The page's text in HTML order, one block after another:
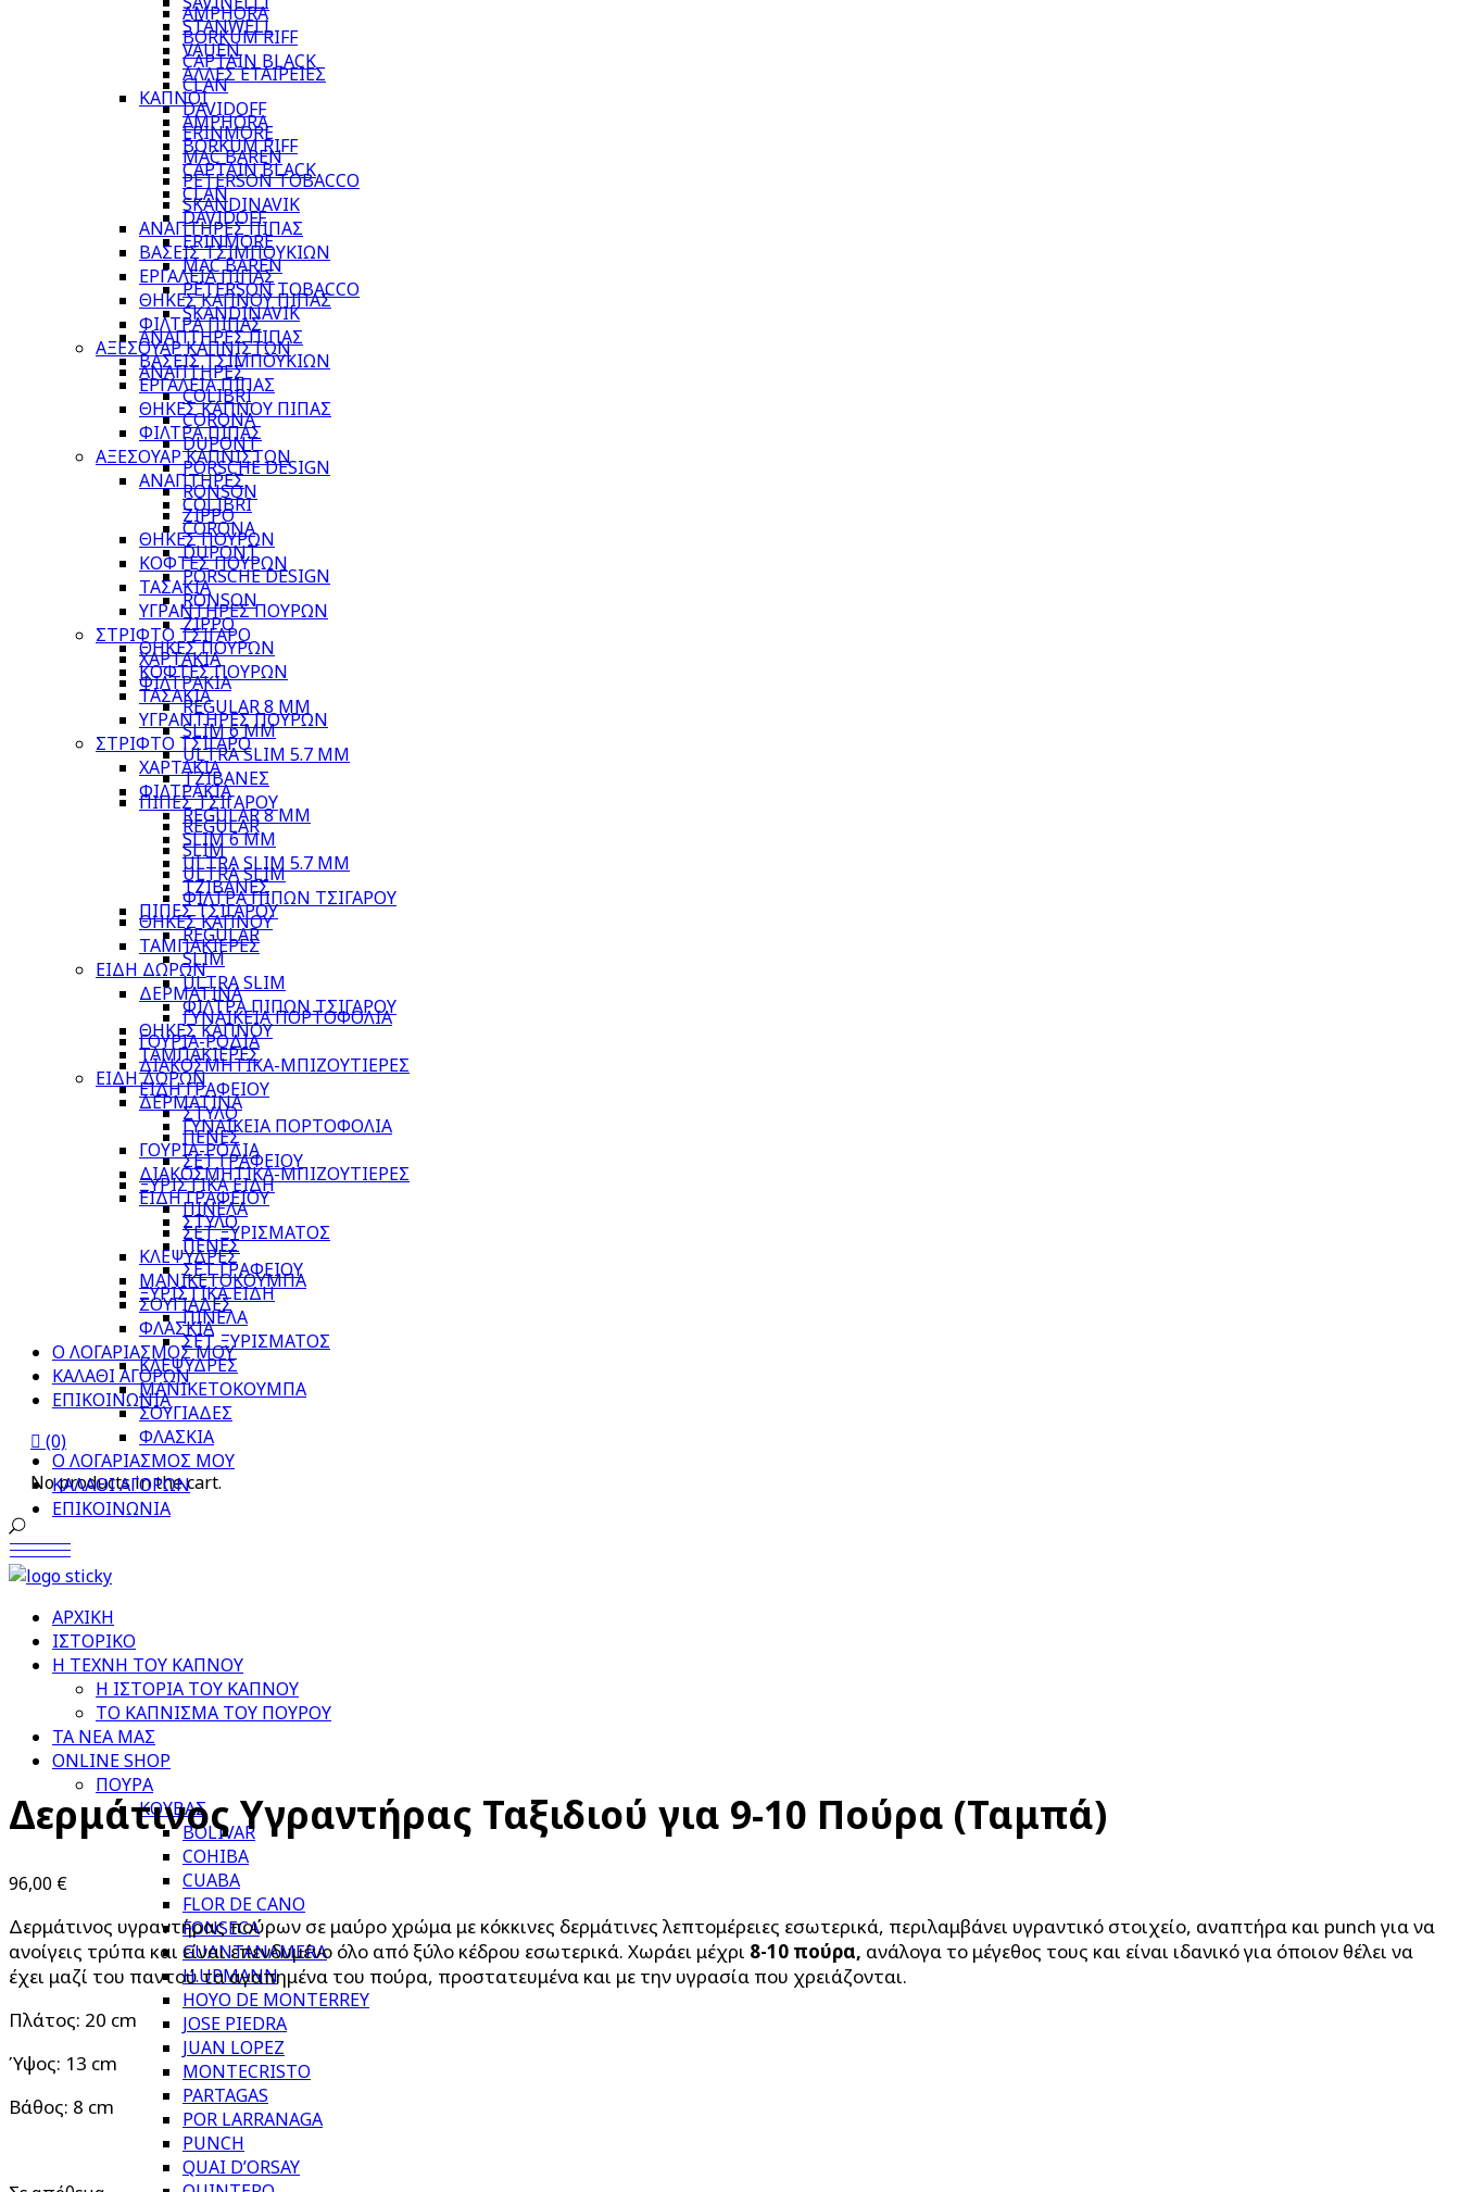
AMPHORA
BORKUM RIFF
CAPTAIN BLACK
CLAN
DAVIDOFF
ERINMORE
MAC BAREN
PETERSON TOBACCO
SKANDINAVIK
ΑΝΑΠΤΗΡΕΣ ΠΙΠΑΣ
ΒΑΣΕΙΣ ΤΣΙΜΠΟΥΚΙΩΝ
ΕΡΓΑΛΕΙΑ ΠΙΠΑΣ
ΘΗΚΕΣ ΚΑΠΝΟΥ ΠΙΠΑΣ
ΦΙΛΤΡΑ ΠΙΠΑΣ
ΑΞΕΣΟΥΑΡ ΚΑΠΝΙΣΤΩΝ
ΑΝΑΠΤΗΡΕΣ
COLIBRI
CORONA
DUPONT
PORSCHE DESIGN
RONSON
ZIPPO
ΘΗΚΕΣ ΠΟΥΡΩΝ
ΚΟΦΤΕΣ ΠΟΥΡΩΝ
ΤΑΣΑΚΙΑ
ΥΓΡΑΝΤΗΡΕΣ ΠΟΥΡΩΝ
ΣΤΡΙΦΤΟ ΤΣΙΓΑΡΟ
ΧΑΡΤΑΚΙΑ
ΦΙΛΤΡΑΚΙΑ
REGULAR 8 MM
SLIM 6 MM
ULTRA SLIM 5.7 MM
ΤΖΙΒΑΝΕΣ
ΠΙΠΕΣ ΤΣΙΓΑΡΟΥ
REGULAR
SLIM
ULTRA SLIM
ΦΙΛΤΡΑ ΠΙΠΩΝ ΤΣΙΓΑΡΟΥ
ΘΗΚΕΣ ΚΑΠΝΟΥ
ΤΑΜΠΑΚΙΕΡΕΣ
ΕΙΔΗ ΔΩΡΩΝ
ΔΕΡΜΑΤΙΝΑ
ΓΥΝΑΙΚΕΙΑ ΠΟΡΤΟΦΟΛΙΑ
ΓΟΥΡΙΑ-ΡΟΔΙΑ
ΔΙΑΚΟΣΜΗΤΙΚΑ-ΜΠΙΖΟΥΤΙΕΡΕΣ
ΕΙΔΗ ΓΡΑΦΕΙΟΥ
ΣΤΥΛΟ
ΠΕΝΕΣ
ΣΕΤ ΓΡΑΦΕΙΟΥ
ΞΥΡΙΣΤΙΚΑ ΕΙΔΗ
ΠΙΝΕΛΑ
ΣΕΤ ΞΥΡΙΣΜΑΤΟΣ
ΚΛΕΨΥΔΡΕΣ
ΜΑΝΙΚΕΤΟΚΟΥΜΠΑ
ΣΟΥΓΙΑΔΕΣ
ΦΛΑΣΚΙΑ
Ο ΛΟΓΑΡΙΑΣΜΟΣ ΜΟΥ
ΚΑΛΑΘΙ ΑΓΟΡΩΝ
ΕΠΙΚΟΙΝΩΝΙΑ
(0)
No products in the cart.
ΑΡΧΙΚΗ
ΙΣΤΟΡΙΚΟ
Η ΤΕΧΝΗ ΤΟΥ ΚΑΠΝΟΥ
Η ΙΣΤΟΡΙΑ ΤΟΥ ΚΑΠΝΟΥ
ΤΟ ΚΑΠΝΙΣΜΑ ΤΟΥ ΠΟΥΡΟΥ
ΤΑ ΝΕΑ ΜΑΣ
ONLINE SHOP
ΠΟΥΡΑ
ΚΟΥΒΑΣ
BOLIVAR
COHIBA
CUABA
FLOR DE CANO
FONSECA
GUANTANAMERA
H.UPMANN
HOYO DE MONTERREY
JOSE PIEDRA
JUAN LOPEZ
MONTECRISTO
PARTAGAS
POR LARRANAGA
PUNCH
QUAI D’ORSAY
STANWELL
VAUEN
ΑΛΛΕΣ ΕΤΑΙΡΕΙΕΣ
ΚΑΠΝΟΙ
AMPHORA
BORKUM RIFF
CAPTAIN BLACK
CLAN
DAVIDOFF
ERINMORE
MAC BAREN
PETERSON TOBACCO
SKANDINAVIK
ΑΝΑΠΤΗΡΕΣ ΠΙΠΑΣ
ΒΑΣΕΙΣ ΤΣΙΜΠΟΥΚΙΩΝ
ΕΡΓΑΛΕΙΑ ΠΙΠΑΣ
ΘΗΚΕΣ ΚΑΠΝΟΥ ΠΙΠΑΣ
ΦΙΛΤΡΑ ΠΙΠΑΣ
ΑΞΕΣΟΥΑΡ ΚΑΠΝΙΣΤΩΝ
ΑΝΑΠΤΗΡΕΣ
COLIBRI
CORONA
DUPONT
PORSCHE DESIGN
RONSON
ZIPPO
ΘΗΚΕΣ ΠΟΥΡΩΝ
ΚΟΦΤΕΣ ΠΟΥΡΩΝ
ΤΑΣΑΚΙΑ
ΥΓΡΑΝΤΗΡΕΣ ΠΟΥΡΩΝ
ΣΤΡΙΦΤΟ ΤΣΙΓΑΡΟ
ΧΑΡΤΑΚΙΑ
ΦΙΛΤΡΑΚΙΑ
REGULAR 8 MM
SLIM 6 MM
ULTRA SLIM 5.7 MM
ΤΖΙΒΑΝΕΣ
ΠΙΠΕΣ ΤΣΙΓΑΡΟΥ
REGULAR
SLIM
ULTRA SLIM
ΦΙΛΤΡΑ ΠΙΠΩΝ ΤΣΙΓΑΡΟΥ
ΘΗΚΕΣ ΚΑΠΝΟΥ
ΤΑΜΠΑΚΙΕΡΕΣ
ΕΙΔΗ ΔΩΡΩΝ
ΔΕΡΜΑΤΙΝΑ
ΓΥΝΑΙΚΕΙΑ ΠΟΡΤΟΦΟΛΙΑ
ΓΟΥΡΙΑ-ΡΟΔΙΑ
ΔΙΑΚΟΣΜΗΤΙΚΑ-ΜΠΙΖΟΥΤΙΕΡΕΣ
ΕΙΔΗ ΓΡΑΦΕΙΟΥ
ΣΤΥΛΟ
ΠΕΝΕΣ
ΣΕΤ ΓΡΑΦΕΙΟΥ
ΞΥΡΙΣΤΙΚΑ ΕΙΔΗ
ΠΙΝΕΛΑ
ΣΕΤ ΞΥΡΙΣΜΑΤΟΣ
ΚΛΕΨΥΔΡΕΣ
ΜΑΝΙΚΕΤΟΚΟΥΜΠΑ
ΣΟΥΓΙΑΔΕΣ
ΦΛΑΣΚΙΑ
Ο ΛΟΓΑΡΙΑΣΜΟΣ ΜΟΥ
ΚΑΛΑΘΙ ΑΓΟΡΩΝ
ΕΠΙΚΟΙΝΩΝΙΑ
Δερμάτινος Υγραντήρας Ταξιδιού για 9-10 Πούρα (Ταμπά)
96,00 €
Δερμάτινος υγραντήρας πούρων σε μαύρο χρώμα με κόκκινες δερμάτινες λεπτομέρειες εσωτερικά, περιλαμβάνει υγραντικό στοιχείο, αναπτήρα και punch για να
ανοίγεις τρύπα και είναι επενδυμένο όλο από ξύλο κέδρου εσωτερικά. Χωράει μέχρι 8-10 πούρα, ανάλογα το μέγεθος τους και είναι ιδανικό για όποιον θέλει να
έχει μαζί του παντού τα αγαπημένα του πούρα, προστατευμένα και με την υγρασία που χρειάζονται.
Πλάτος: 20 cm
Ύψος: 13 cm
Βάθος: 8 cm